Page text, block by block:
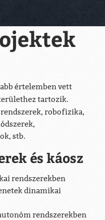
értelemben vett
tartozik.
robofizika,
stb.
és káosz
rendszerekben
dinamikai
rendszerekben